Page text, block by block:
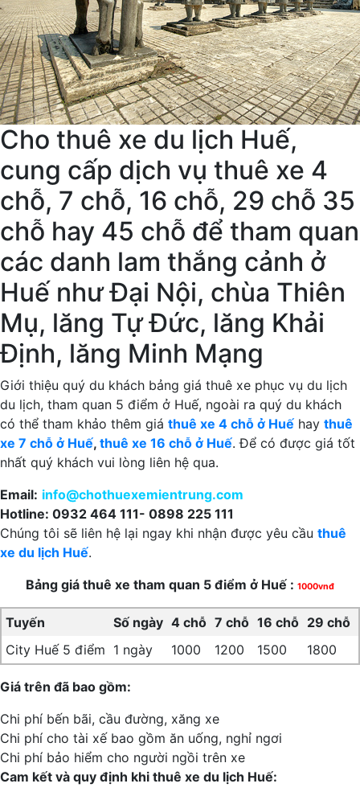
Cho thuê xe du lịch Huế,
cung cấp dịch vụ thuê xe 4
chỗ, 7 chỗ, 16 chỗ, 29 chỗ 35
chỗ hay 45 chỗ để tham quan
các danh lam thắng cảnh ở
Huế như Đại Nội, chùa Thiên
Mụ, lăng Tự Đức, lăng Khải
Định, lăng Minh Mạng
Giới thiệu quý du khách bảng giá thuê xe phục vụ du lịch
du lịch, tham quan 5 điểm ở Huế, ngoài ra quý du khách
có thể tham khảo thêm giá thuê xe 4 chỗ ở Huế hay thuê
xe 7 chỗ ở Huế, thuê xe 16 chỗ ở Huế. Để có được giá tốt
nhất quý khách vui lòng liên hệ qua.
Email: info@chothuexemientrung.com
Hotline: 0932 464 111- 0898 225 111
Chúng tôi sẽ liên hệ lại ngay khi nhận được yêu cầu thuê
xe du lịch Huế.
Bảng giá thuê xe tham quan 5 điểm ở Huế : 1000vnđ
Tuyến Số ngày 4 chỗ 7 chỗ 16 chỗ 29 chỗ
City Huế 5 điểm 1 ngày 1000 1200 1500 1800
Giá trên đã bao gồm:
Chi phí bến bãi, cầu đường, xăng xe
Chi phí cho tài xế bao gồm ăn uống, nghỉ ngơi
Chi phí bảo hiểm cho người ngồi trên xe
Cam kết và quy định khi thuê xe du lịch Huế: